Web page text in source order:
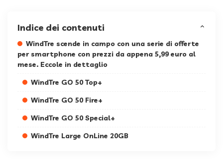
Indice dei contenuti
WindTre scende in campo con una serie di offerte
per smartphone con prezzi da appena 5,99 euro al
mese. Eccole in dettaglio
WindTre GO 50 Top+
WindTre GO 50 Fire+
WindTre GO 50 Special+
WindTre Large OnLine 20GB